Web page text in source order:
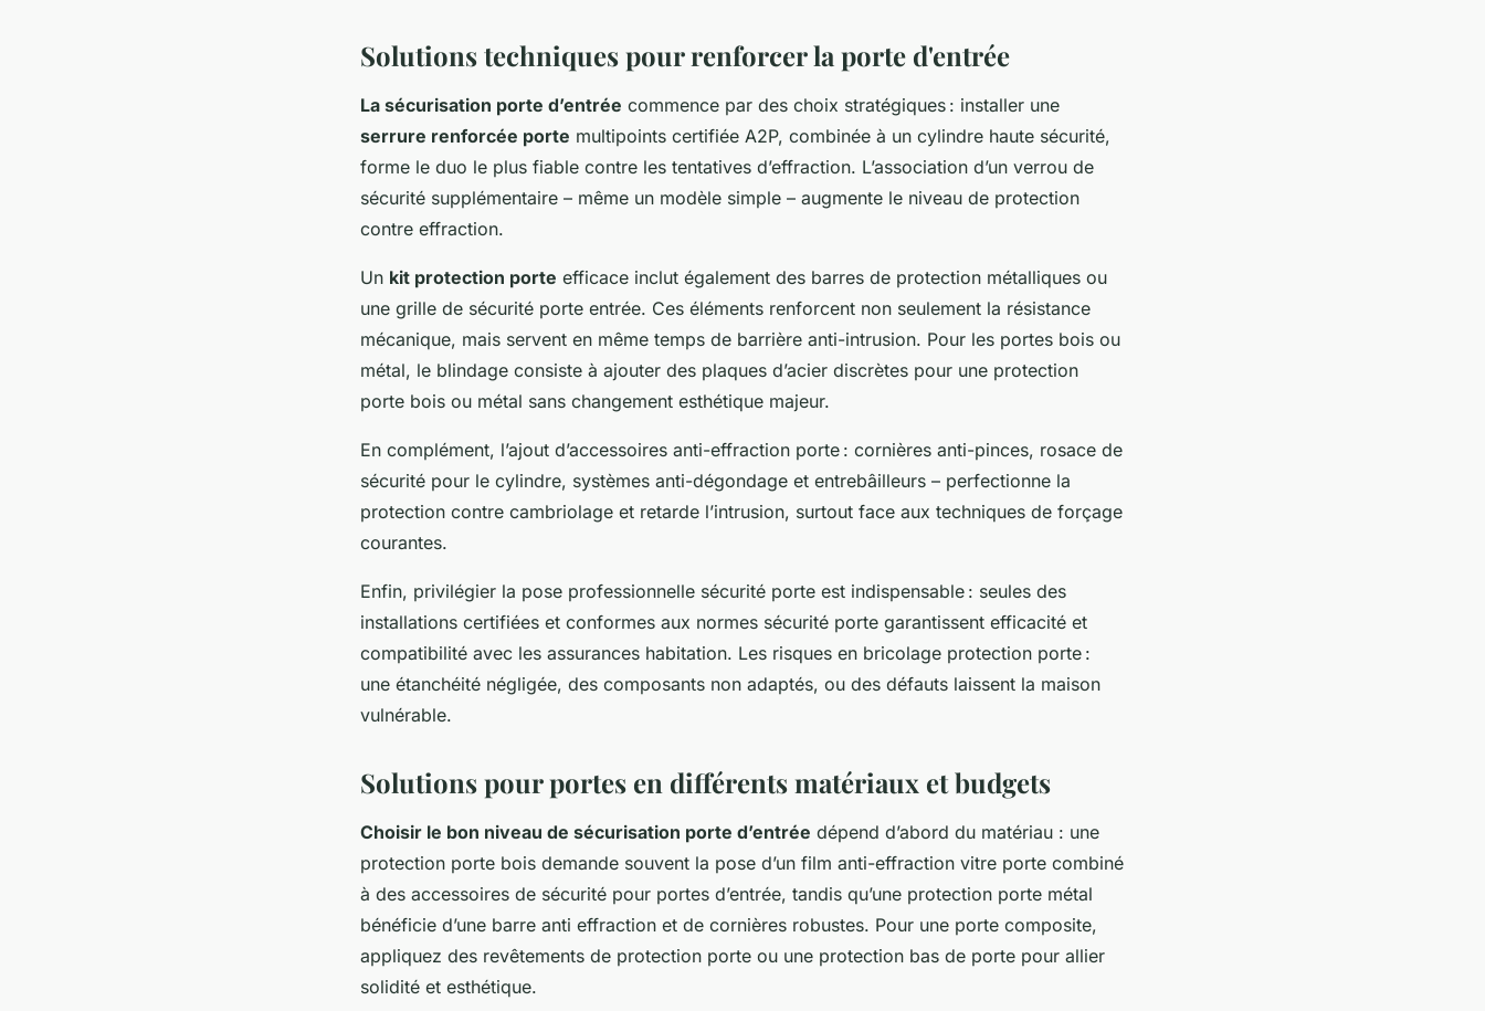
Solutions techniques pour renforcer la porte d'entrée
La sécurisation porte d’entrée commence par des choix stratégiques : installer une
serrure renforcée porte multipoints certifiée A2P, combinée à un cylindre haute sécurité,
forme le duo le plus fiable contre les tentatives d’effraction. L’association d’un verrou de
sécurité supplémentaire – même un modèle simple – augmente le niveau de protection
contre effraction.
Un kit protection porte efficace inclut également des barres de protection métalliques ou
une grille de sécurité porte entrée. Ces éléments renforcent non seulement la résistance
mécanique, mais servent en même temps de barrière anti-intrusion. Pour les portes bois ou
métal, le blindage consiste à ajouter des plaques d’acier discrètes pour une protection
porte bois ou métal sans changement esthétique majeur.
En complément, l’ajout d’accessoires anti-effraction porte : cornières anti-pinces, rosace de
sécurité pour le cylindre, systèmes anti-dégondage et entrebâilleurs – perfectionne la
protection contre cambriolage et retarde l’intrusion, surtout face aux techniques de forçage
courantes.
Enfin, privilégier la pose professionnelle sécurité porte est indispensable : seules des
installations certifiées et conformes aux normes sécurité porte garantissent efficacité et
compatibilité avec les assurances habitation. Les risques en bricolage protection porte :
une étanchéité négligée, des composants non adaptés, ou des défauts laissent la maison
vulnérable.
Solutions pour portes en différents matériaux et budgets
Choisir le bon niveau de sécurisation porte d’entrée dépend d’abord du matériau : une
protection porte bois demande souvent la pose d’un film anti-effraction vitre porte combiné
à des accessoires de sécurité pour portes d’entrée, tandis qu’une protection porte métal
bénéficie d’une barre anti effraction et de cornières robustes. Pour une porte composite,
appliquez des revêtements de protection porte ou une protection bas de porte pour allier
solidité et esthétique.